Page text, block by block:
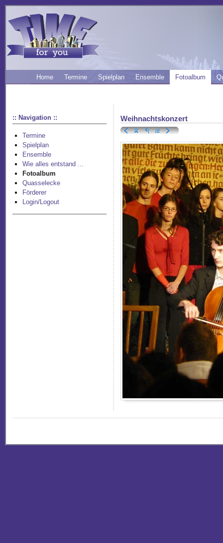
Home Termine Spielplan Ensemble Fotoalbum
:: Navigation ::
Termine
Spielplan
Ensemble
Wie alles entstand ...
Fotoalbum
Quasselecke
Förderer
Login/Logout
Weihnachtskonzert